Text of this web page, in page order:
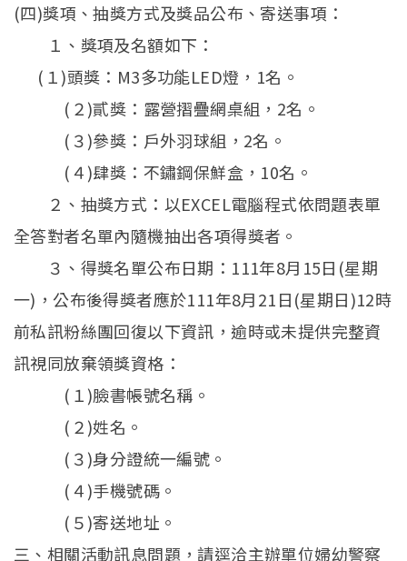
(四)獎項、抽獎方式及獎品公布、寄送事項：
１、獎項及名額如下：
(１)頭獎：M3多功能LED燈，1名。
(２)貳獎：露營摺疊網桌組，2名。
(３)參獎：戶外羽球組，2名。
(４)肆獎：不鏽鋼保鮮盒，10名。
２、抽獎方式：以EXCEL電腦程式依問題表單
全答對者名單內隨機抽出各項得獎者。
３、得獎名單公布日期：111年8月15日(星期
一)，公布後得獎者應於111年8月21日(星期日)12時
前私訊粉絲團回復以下資訊，逾時或未提供完整資
訊視同放棄領獎資格：
(１)臉書帳號名稱。
(２)姓名。
(３)身分證統一編號。
(４)手機號碼。
(５)寄送地址。
三、相關活動訊息問題，請逕洽主辦單位婦幼警察